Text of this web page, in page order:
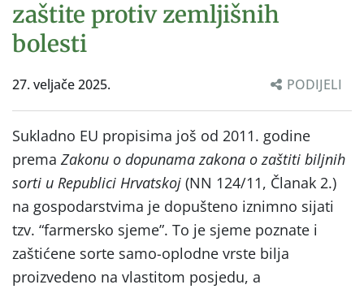
zaštite protiv zemljišnih
bolesti
27. veljače 2025. PODIJELI
Sukladno EU propisima još od 2011. godine
prema Zakonu o dopunama zakona o zaštiti biljnih
sorti u Republici Hrvatskoj (NN 124/11, Članak 2.)
na gospodarstvima je dopušteno iznimno sijati
tzv. “farmersko sjeme”. To je sjeme poznate i
zaštićene sorte samo-oplodne vrste bilja
proizvedeno na vlastitom posjedu, a